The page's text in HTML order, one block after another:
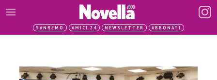
SANREMO AMICI 24 NEWSLETTER ABBONATI